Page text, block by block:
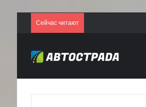
Сейчас читают